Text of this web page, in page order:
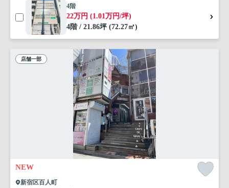
4階
22万円 (1.01万円/坪)
4階 / 21.86坪 (72.27㎡)
店舗一部
NEW
新宿区百人町